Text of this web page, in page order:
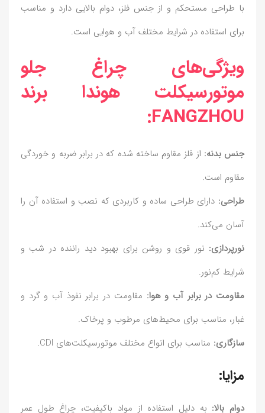
با طراحی مستحکم و از جنس فلز، دوام بالایی دارد و مناسب
برای استفاده در شرایط مختلف آب و هوایی است.
ویژگی‌های چراغ جلو
موتورسیکلت هوندا برند
FANGZHOU:
جنس بدنه: از فلز مقاوم ساخته شده که در برابر ضربه و خوردگی
مقاوم است.
طراحی: دارای طراحی ساده و کاربردی که نصب و استفاده آن را
آسان می‌کند.
نورپردازی: نور قوی و روشن برای بهبود دید راننده در شب و
شرایط کم‌نور.
مقاومت در برابر آب و هوا: مقاومت در برابر نفوذ آب و گرد و
غبار، مناسب برای محیط‌های مرطوب و پرخاک.
سازگاری: مناسب برای انواع مختلف موتورسیکلت‌های CDI.
مزایا:
دوام بالا: به دلیل استفاده از مواد باکیفیت، چراغ طول عمر